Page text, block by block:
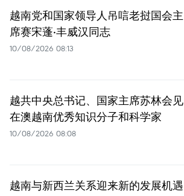
越南党和国家领导人吊唁老挝国会主
席赛宋蓬·丰威汉同志
10/08/2026 08:13
越共中央总书记、国家主席苏林会见
在澳越南优秀知识分子和科学家
10/08/2026 08:08
越南与新西兰关系迎来新的发展机遇